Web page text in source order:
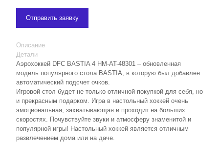
Отправить заявку
Описание
Детали
Аэрохоккей DFC BASTIA 4 HM-AT-48301 – обновленная
модель популярного стола BASTIA, в которую был добавлен
автоматический подсчет очков.
Игровой стол будет не только отличной покупкой для себя, но
и прекрасным подарком. Игра в настольный хоккей очень
эмоциональная, захватывающая и проходит на больших
скоростях. Почувствуйте звуки и атмосферу знаменитой и
популярной игры! Настольный хоккей является отличным
развлечением дома или на даче.